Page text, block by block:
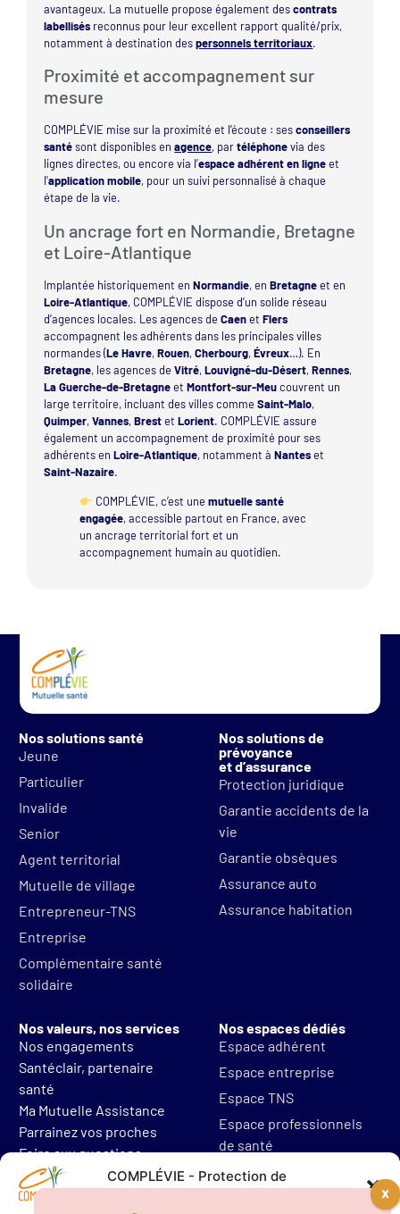
COMPLÉVIE - Protection de
avantageux. La mutuelle propose également descontrats
labellisés reconnus pour leur excellent rapport qualité/prix,
notamment à destination despersonnels territoriaux.
Proximité et accompagnement sur
mesure
COMPLÉVIE mise sur la proximité et l’écoute : sesconseillers
santésont disponibles enagence, partéléphonevia des
lignes directes, ou encore via l’espace adhérent en ligneet
l’application mobile, pour un suivi personnalisé à chaque
étape de la vie.
Un ancrage fort en Normandie, Bretagne
et Loire-Atlantique
Implantée historiquement enNormandie, enBretagneet en
Loire-Atlantique, COMPLÉVIE dispose d’un solide réseau
d’agences locales. Les agences deCaenetFlers
accompagnent les adhérents dans les principales villes
normandes (Le Havre,Rouen,Cherbourg,Évreux…). En
Bretagne, les agences deVitré,Louvigné-du-Désert,Rennes,
La Guerche-de-BretagneetMontfort-sur-Meucouvrent un
large territoire, incluant des villes commeSaint-Malo,
Quimper,Vannes,BrestetLorient. COMPLÉVIE assure
également un accompagnement de proximité pour ses
adhérents enLoire-Atlantique, notamment àNanteset
Saint-Nazaire.
COMPLÉVIE, c’est une mutuelle santé
engagée, accessible partout en France, avec
un ancrage territorial fort et un
accompagnement humain au quotidien.
Nos solutions santé
Jeune
Particulier
Invalide
Senior
Agent territorial
Mutuelle de village
Entrepreneur-TNS
Entreprise
Complémentaire santé
solidaire
Nos solutions de
prévoyance
et d’assurance
Protection juridique
Garantie accidents de la
vie
Garantie obsèques
Assurance auto
Assurance habitation
Nos valeurs, nos services
Nos engagements
Santéclair, partenaire
santé
Ma Mutuelle Assistance
Parrainez vos proches
Foire aux questions
Nos espaces dédiés
Espace adhérent
Espace entreprise
Espace TNS
Espace professionnels
de santé
Mentions légales
Protections des données